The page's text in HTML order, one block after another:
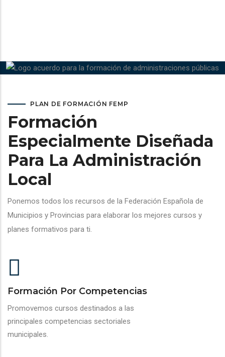
PLAN DE FORMACIÓN FEMP
Formación
Especialmente Diseñada
Para La Administración
Local
Ponemos todos los recursos de la Federación Española de
Municipios y Provincias para elaborar los mejores cursos y
planes formativos para ti.
Formación Por Competencias
Promovemos cursos destinados a las
principales competencias sectoriales
municipales.